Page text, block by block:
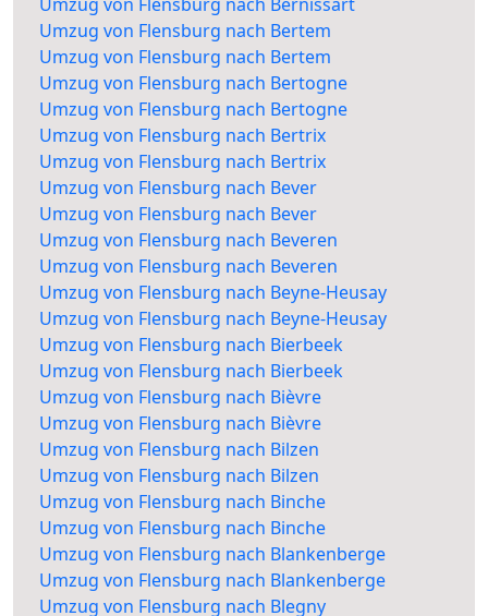
Umzug von Flensburg nach Bertem
Umzug von Flensburg nach Bertem
Umzug von Flensburg nach Bertogne
Umzug von Flensburg nach Bertogne
Umzug von Flensburg nach Bertrix
Umzug von Flensburg nach Bertrix
Umzug von Flensburg nach Bever
Umzug von Flensburg nach Bever
Umzug von Flensburg nach Beveren
Umzug von Flensburg nach Beveren
Umzug von Flensburg nach Beyne-Heusay
Umzug von Flensburg nach Beyne-Heusay
Umzug von Flensburg nach Bierbeek
Umzug von Flensburg nach Bierbeek
Umzug von Flensburg nach Bièvre
Umzug von Flensburg nach Bièvre
Umzug von Flensburg nach Bilzen
Umzug von Flensburg nach Bilzen
Umzug von Flensburg nach Binche
Umzug von Flensburg nach Binche
Umzug von Flensburg nach Blankenberge
Umzug von Flensburg nach Blankenberge
Umzug von Flensburg nach Blegny